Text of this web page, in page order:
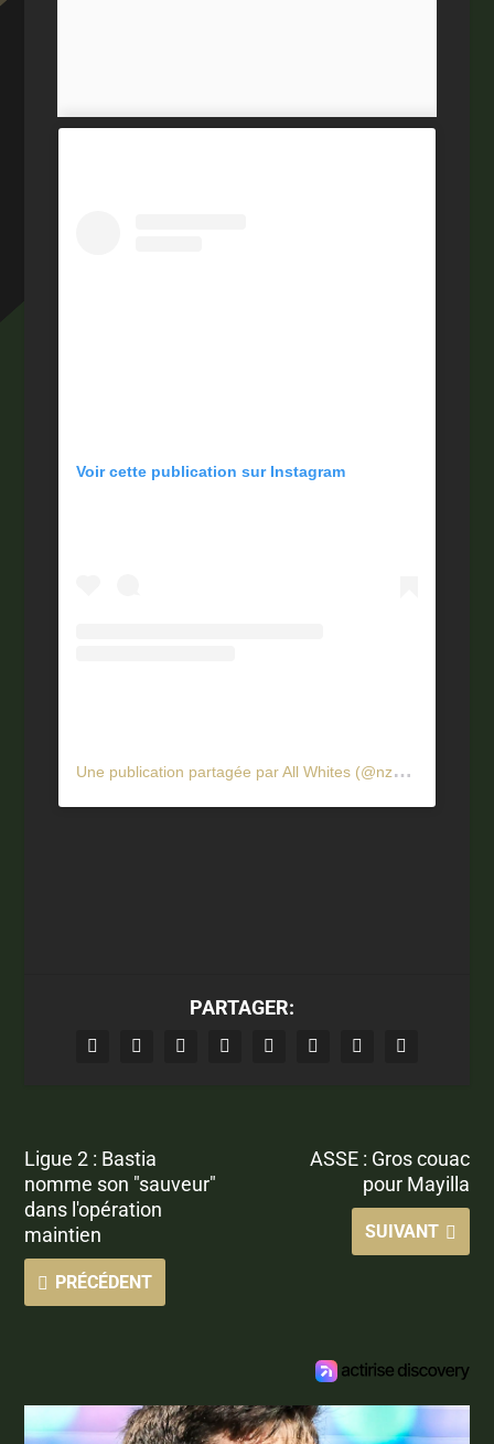
Voir cette publication sur Instagram
U
ne publication partagée par All Whites (@nzallwhites)
PARTAGER:
Ligue 2 : Bastia
nomme son "sauveur"
dans l'opération
maintien
PRÉCÉDENT
ASSE : Gros couac
pour Mayilla
SUIVANT